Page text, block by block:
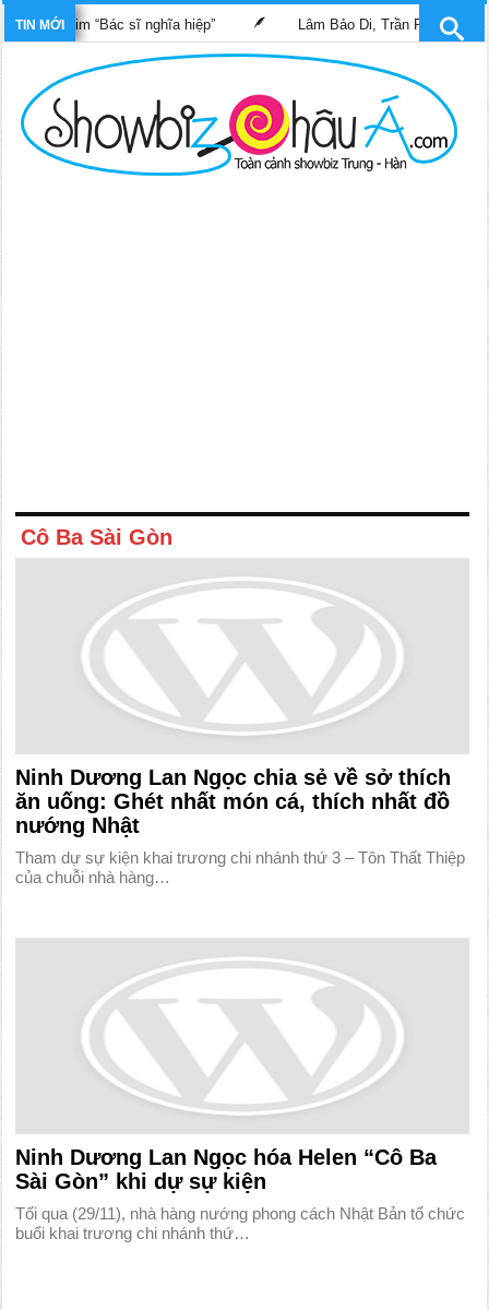
TIN MỚI
phim “Bác sĩ nghĩa hiệp” Lâm Bảo Di, Trần Pháp Dung tái
Cô Ba Sài Gòn
Ninh Dương Lan Ngọc chia sẻ về sở thích
ăn uống: Ghét nhất món cá, thích nhất đồ
nướng Nhật
Tham dự sự kiện khai trương chi nhánh thứ 3 – Tôn Thất Thiệp
của chuỗi nhà hàng…
Ninh Dương Lan Ngọc hóa Helen “Cô Ba
Sài Gòn” khi dự sự kiện
Tối qua (29/11), nhà hàng nướng phong cách Nhật Bản tổ chức
buổi khai trương chi nhánh thứ…